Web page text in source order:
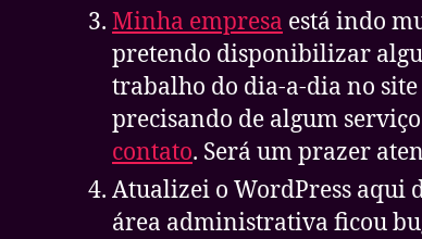
Minha empresa está indo
pretendo disponibilizar
trabalho do dia-a-dia no site
precisando de algum
contato. Será um prazer
Atualizei o WordPress aqui
área administrativa ficou